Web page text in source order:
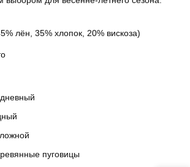
лён, 35% хлопок, 20% вискоза)
пуговицы